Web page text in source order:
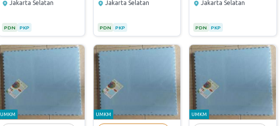
Jakarta Selatan
PDN PKP
Jakarta Selatan
PDN PKP
Jakarta Selatan
PDN PKP
UMKM UMKM UMKM